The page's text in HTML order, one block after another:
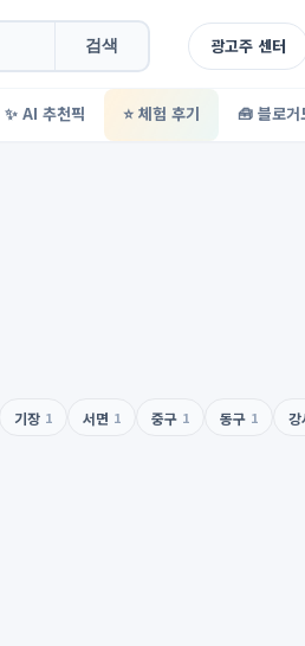
검색 광고주 센터
✨ AI 추천픽 ⭐ 체험 후기 🧰 블로거
기장 1 서면 1 중구 1 동구 1 강